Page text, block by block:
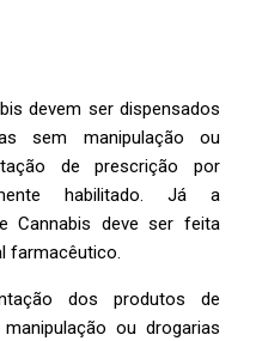
devem ser dispensados
sem manipulação ou
de prescrição por
habilitado. Já a
Cannabis deve ser feita
farmacêutico.
dos produtos de
ou drogarias